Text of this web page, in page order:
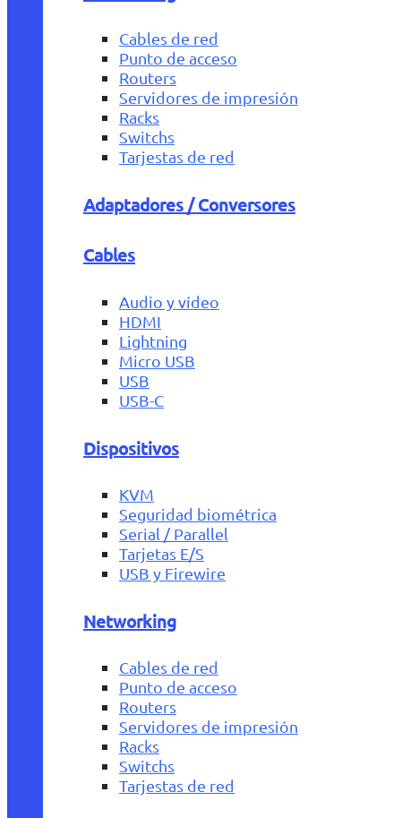
Cables de red
Punto de acceso
Routers
Servidores de impresión
Racks
Switchs
Tarjestas de red
Adaptadores / Conversores
Cables
Audio y vídeo
HDMI
Lightning
Micro USB
USB
USB-C
Dispositivos
KVM
Seguridad biométrica
Serial / Parallel
Tarjetas E/S
USB y Firewire
Networking
Cables de red
Punto de acceso
Routers
Servidores de impresión
Racks
Switchs
Tarjestas de red